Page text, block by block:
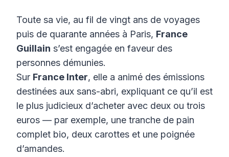
Toute sa vie, au fil de vingt ans de voyages
puis de quarante années à Paris, France
Guillain s’est engagée en faveur des
personnes démunies.
Sur France Inter, elle a animé des émissions
destinées aux sans-abri, expliquant ce qu’il est
le plus judicieux d’acheter avec deux ou trois
euros — par exemple, une tranche de pain
complet bio, deux carottes et une poignée
d’amandes.